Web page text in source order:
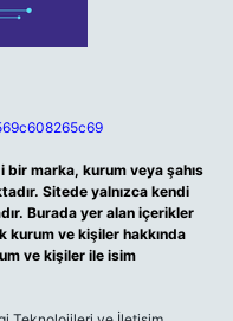
marka, kurum veya şahıs
Sitede yalnızca kendi
Burada yer alan içerikler
kurum ve kişiler hakkında
ve kişiler ile isim